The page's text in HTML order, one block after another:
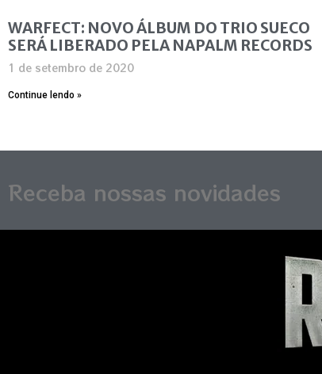
WARFECT: NOVO ÁLBUM DO TRIO SUECO
SERÁ LIBERADO PELA NAPALM RECORDS
1 de setembro de 2020
Continue lendo »
Receba nossas novidades